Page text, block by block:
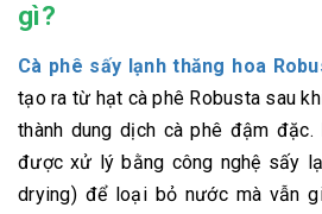
gì?
Cà phê sấy lạnh thăng hoa
tạo ra từ hạt cà phê Robusta sau
thành dung dịch cà phê đậm
được xử lý bằng công nghệ sấy
drying) để loại bỏ nước mà vẫn